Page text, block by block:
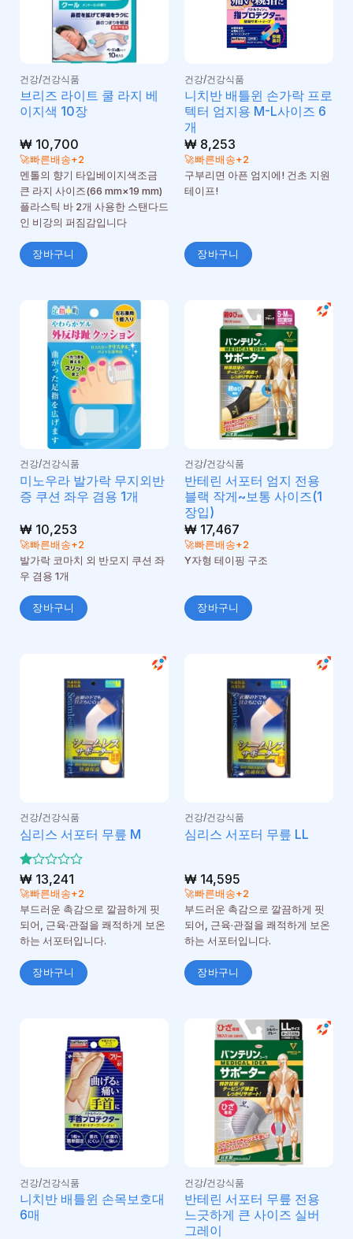
건강/건강식품
브리즈 라이트 쿨 라지 베
이지색 10장
₩10,700
🚀빠른배송+2
멘톨의 향기 타입베이지색조금
큰 라지 사이즈(66 mm×19 mm)
플라스틱 바 2개 사용한 스탠다드
인 비강의 퍼짐감입니다
장바구니
건강/건강식품
니치반 배틀윈 손가락 프로
텍터 엄지용 M-L사이즈 6
개
₩8,253
🚀빠른배송+2
구부리면 아픈 엄지에! 건초 지원
테이프!
장바구니
건강/건강식품
미노우라 발가락 무지외반
증 쿠션 좌우 겸용 1개
₩10,253
🚀빠른배송+2
발가락 코마치 외 반모지 쿠션 좌
우 겸용 1개
장바구니
건강/건강식품
반테린 서포터 엄지 전용
블랙 작게~보통 사이즈(1
장입)
₩17,467
🚀빠른배송+2
Y자형 테이핑 구조
장바구니
건강/건강식품
심리스 서포터 무릎 M
5
중
에
서
1
로
가
됨
₩13,241
🚀빠른배송+2
부드러운 촉감으로 깔끔하게 핏
되어, 근육·관절을 쾌적하게 보온
하는 서포터입니다.
장바구니
건강/건강식품
심리스 서포터 무릎 LL
₩14,595
🚀빠른배송+2
부드러운 촉감으로 깔끔하게 핏
되어, 근육·관절을 쾌적하게 보온
하는 서포터입니다.
장바구니
건강/건강식품
니치반 배틀윈 손목보호대
6매
건강/건강식품
반테린 서포터 무릎 전용
느긋하게 큰 사이즈 실버
그레이